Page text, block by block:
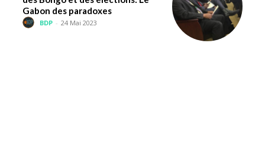
Gabon des paradoxes
BDP - 24 Mai 2023